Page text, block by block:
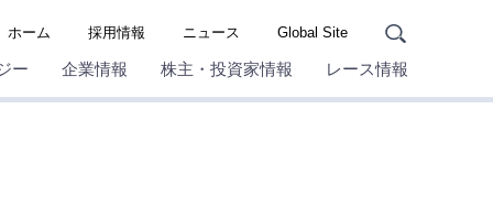
ホーム 採用情報 ニュース Global Site
ー 企業情報 株主・投資家情報 レース情報